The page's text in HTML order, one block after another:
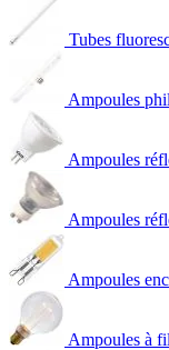
Tubes
Ampoules
Ampoules
Ampoules
Ampoules
Ampoules à